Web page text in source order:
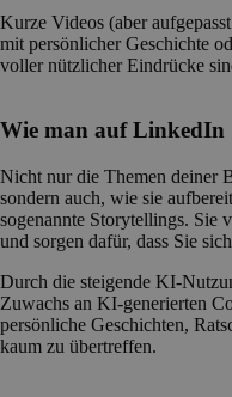
Kurze Videos (aber
mit persönlicher Geschichte
voller nützlicher Eindrücke
Wie man auf LinkedIn
Nicht nur die Themen deiner
sondern auch, wie sie
sogenannte Storytellings. Sie
und sorgen dafür, dass Sie
Durch die steigende KI-
Zuwachs an KI-generierten
persönliche Geschichten,
kaum zu übertreffen.